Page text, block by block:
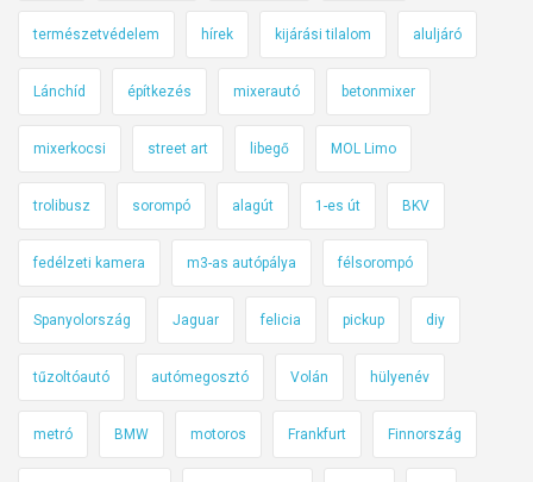
i
á
b
H
7
e
t
a
0
a
s
n
Í
m
természetvédelem hírek kijárási tilalom aluljáró
Lánchíd építkezés mixerautó betonmixer
mixerkocsi street art libegő MOL Limo
trolibusz sorompó alagút 1-es út BKV
fedélzeti kamera m3-as autópálya félsorompó
Spanyolország Jaguar felicia pickup diy
tűzoltóautó autómegosztó Volán hülyenév
metró BMW motoros Frankfurt Finnország